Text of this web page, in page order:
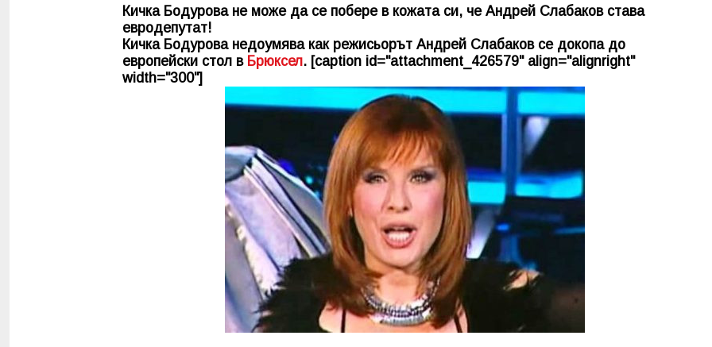
Кичка Бодурова не може да се побере в кожата си, че Андрей Слабаков става
евродепутат!
Кичка Бодурова недоумява как режисьорът Андрей Слабаков се докопа до
европейски стол в Брюксел. [caption id="attachment_426579" align="alignright"
width="300"]